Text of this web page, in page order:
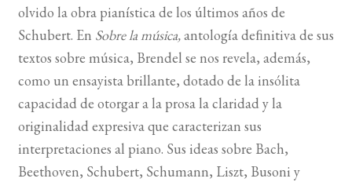
olvido la obra pianística de los últimos años de
Schubert. En Sobre la música,antología deﬁnitiva de sus
textos sobre música, Brendel se nos revela, además,
como un ensayista brillante, dotado de la insólita
capacidad de otorgar a la prosa la claridad y la
originalidad expresiva que caracterizan sus
interpretaciones al piano. Sus ideas sobre Bach,
Beethoven, Schubert, Schumann, Liszt, Busoni y